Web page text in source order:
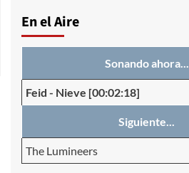
En el Aire
Sonando ahora...
Feid - Nieve [00:02:18]
Siguiente...
The Lumineers